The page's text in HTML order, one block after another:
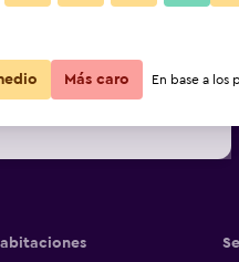
$221 Ver oferta
Más caro En base a los